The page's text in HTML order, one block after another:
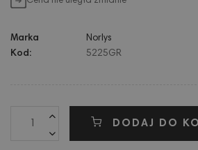
Marka
Norlys
Kod:
5225GR
DODAJ DO